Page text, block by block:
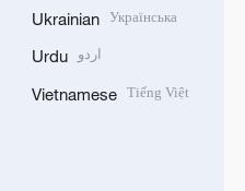
Ukrainian Українська
Urdu اردو
Vietnamese Tiếng Việt